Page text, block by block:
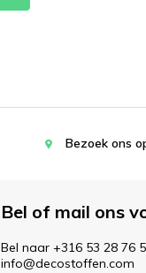
Bezoek ons
Bel of mail ons
Bel naar +316 53 28 76
info@decostoffen.com